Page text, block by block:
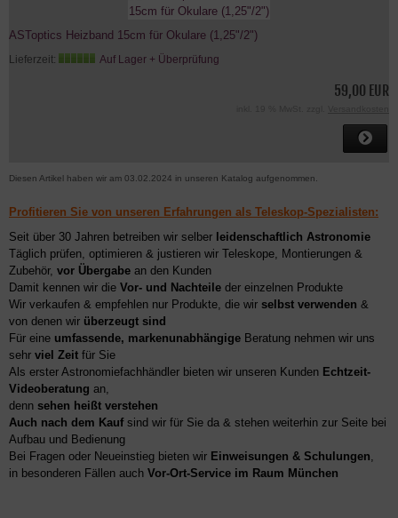
ASToptics Heizband 15cm für Okulare (1,25"/2")
Lieferzeit: Auf Lager + Überprüfung
59,00 EUR
Diesen Artikel haben wir am 03.02.2024 in unseren Katalog aufgenommen.
Profitieren Sie von unseren Erfahrungen als Teleskop-Spezialisten:
Seit über 30 Jahren betreiben wir selber leidenschaftlich Astronomie
Täglich prüfen, optimieren & justieren wir Teleskope, Montierungen &
Zubehör, vor Übergabe an den Kunden
Damit kennen wir die Vor- und Nachteile der einzelnen Produkte
Wir verkaufen & empfehlen nur Produkte, die wir selbst verwenden &
von denen wir überzeugt sind
Für eine umfassende, markenunabhängige Beratung nehmen wir uns
sehr viel Zeit für Sie
Als erster Astronomiefachhändler bieten wir unseren Kunden Echtzeit-
Videoberatung an,
denn sehen heißt verstehen
Auch nach dem Kaufsind wir für Sie da & stehen weiterhin zur Seite bei
Aufbau und Bedienung
Bei Fragen oder Neueinstieg bieten wir Einweisungen & Schulungen
in besonderen Fällen auch Vor-Ort-Service im Raum München